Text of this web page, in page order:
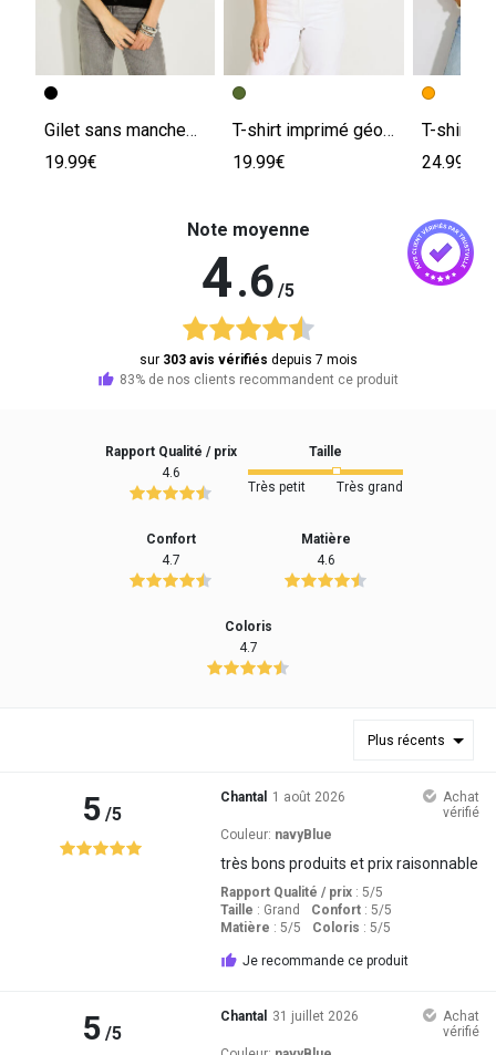
Gilet sans manches col V femme
19.99€
T-shirt imprimé géométrique femme
19.99€
24.99€
Note moyenne
4.6 /5
sur 303 avis vérifiés depuis 7 mois
83% de nos clients recommandent ce produit
Rapport Qualité / prix
4.6
Taille
Très petit Très grand
Confort
4.7
Matière
4.6
Coloris
4.7
Plus récents
5/5
Chantal 1 août 2026
Achat
vérifié
Couleur: navyBlue
très bons produits et prix raisonnable
Rapport Qualité / prix: 5/5
Taille : Grand Confort: 5/5
Matière : 5/5 Coloris : 5/5
Je recommande ce produit
5/5
Chantal 31 juillet 2026
Achat
vérifié